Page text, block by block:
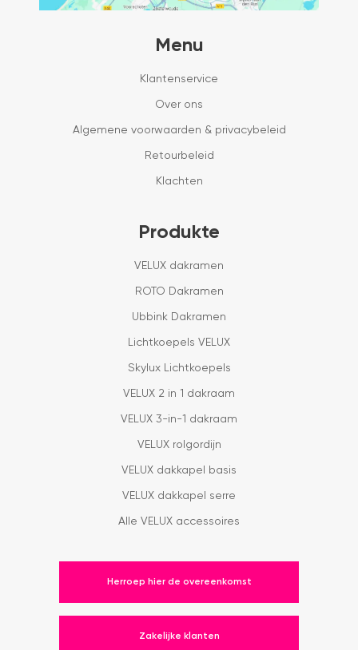
Menu
Klantenservice
Over ons
Algemene voorwaarden & privacybeleid
Retourbeleid
Klachten
Produkte
VELUX dakramen
ROTO Dakramen
Ubbink Dakramen
Lichtkoepels VELUX
Skylux Lichtkoepels
VELUX 2 in 1 dakraam
VELUX 3-in-1 dakraam
VELUX rolgordijn
VELUX dakkapel basis
VELUX dakkapel serre
Alle VELUX accessoires
Herroep hier de overeenkomst
Zakelijke klanten